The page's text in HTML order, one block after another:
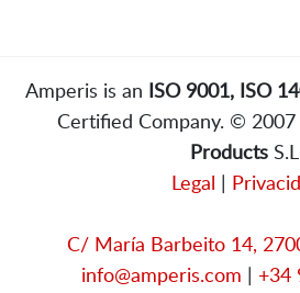
Amperis is an ISO 9001, ISO
Certified Company. ©
Products
Legal |
C/ María Barbeito 14,
info@amperis.com | +34